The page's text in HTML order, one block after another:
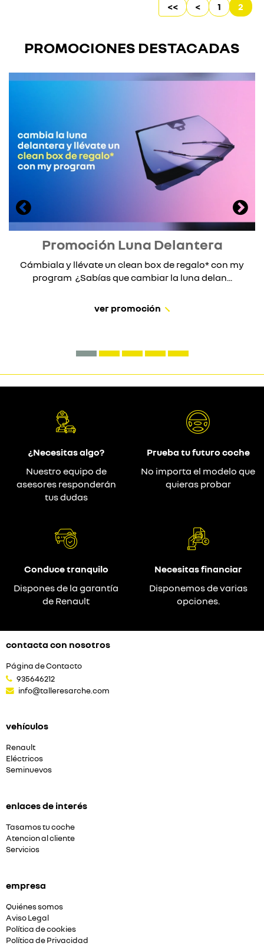
<< < 1 2
PROMOCIONES DESTACADAS
Promoción Luna Delantera
Cámbiala y llévate un clean box de regalo* con my
program ¿Sabías que cambiar la luna delan...
ver promoción
¿Necesitas algo?
Nuestro equipo de
asesores responderán
tus dudas
Prueba tu futuro coche
No importa el modelo que
quieras probar
Conduce tranquilo
Dispones de la garantía
de Renault
Necesitas financiar
Disponemos de varias
opciones.
contacta con nosotros
Página de Contacto
935646212
info@talleresarche.com
vehículos
Renault
Eléctricos
Seminuevos
enlaces de interés
Tasamos tu coche
Atencion al cliente
Servicios
empresa
Quiénes somos
Aviso Legal
Política de cookies
Política de Privacidad